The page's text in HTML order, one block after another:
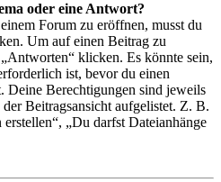
oder eine Antwort?
Forum zu eröffnen, musst du
Um auf einen Beitrag zu
klicken. Es könnte sein,
ist, bevor du einen
Deine Berechtigungen sind jeweils
Beitragsansicht aufgelistet. Z. B.
„Du darfst Dateianhänge